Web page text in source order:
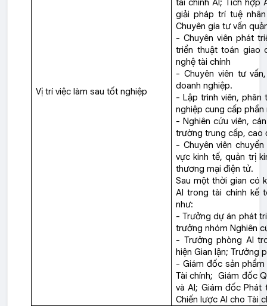
Vị trí việc làm sau tốt nghiệp
tài chính AI; Tích hợp
giải pháp trí tuệ
Chuyên gia tư vấn
- Chuyên viên phát
triển thuật toán giao
nghệ tài chính
- Chuyên viên tư
doanh nghiệp.
- Lập trình viên, phân
nghiệp cung cấp phần
- Nghiên cứu viên,
trường trung cấp, cao
- Chuyên viên
vực kinh tế, quản trị
thương mại điện tử.
Sau một thời gian có
AI trong tài chính kế
như:
- Trưởng dự án phát
trưởng nhóm Nghiên
- Trưởng phòng AI
hiện Gian lận; Trưởng
- Giám đốc sản
Tài chính; Giám đốc
và AI; Giám đốc
Chiến lược AI cho Tài